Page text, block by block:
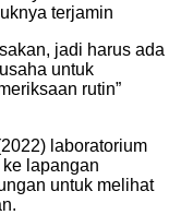
terjamin
jadi harus ada
untuk
rutin”
laboratorium
lapangan
untuk melihat